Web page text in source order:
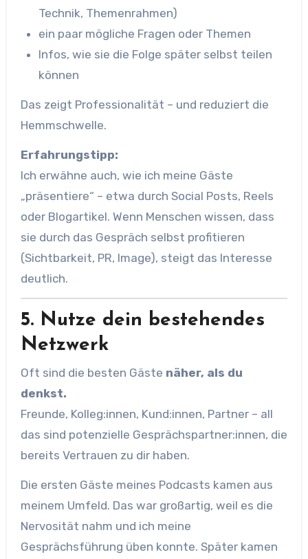
Technik, Themenrahmen)
ein paar mögliche Fragen oder Themen
Infos, wie sie die Folge später selbst teilen
können
Das zeigt Professionalität – und reduziert die
Hemmschwelle.
Erfahrungstipp:
Ich erwähne auch, wie ich meine Gäste
„präsentiere“ – etwa durch Social Posts, Reels
oder Blogartikel. Wenn Menschen wissen, dass
sie durch das Gespräch selbst profitieren
(Sichtbarkeit, PR, Image), steigt das Interesse
deutlich.
5. Nutze dein bestehendes
Netzwerk
Oft sind die besten Gäste näher, als du
denkst.
Freunde, Kolleg:innen, Kund:innen, Partner – all
das sind potenzielle Gesprächspartner:innen, die
bereits Vertrauen zu dir haben.
Die ersten Gäste meines Podcasts kamen aus
meinem Umfeld. Das war großartig, weil es die
Nervosität nahm und ich meine
Gesprächsführung üben konnte. Später kamen